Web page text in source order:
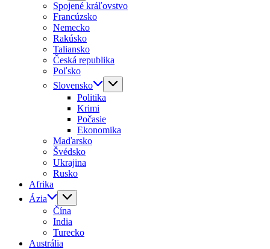
Spojené kráľovstvo
Francúzsko
Nemecko
Rakúsko
Taliansko
Česká republika
Poľsko
Slovensko
Politika
Krimi
Počasie
Ekonomika
Maďarsko
Švédsko
Ukrajina
Rusko
Afrika
Ázia
Čína
India
Turecko
Austrália